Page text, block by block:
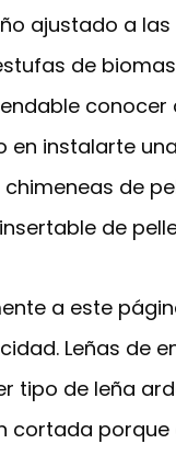
ajustado a
de
en instalarte
de
de
a este
Leñas de
tipo de leña
cortada